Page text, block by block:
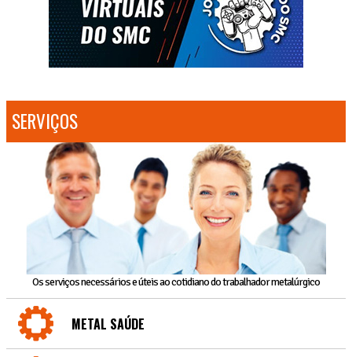
SERVIÇOS
Os serviços necessários e úteis ao cotidiano do trabalhador metalúrgico
METAL SAÚDE